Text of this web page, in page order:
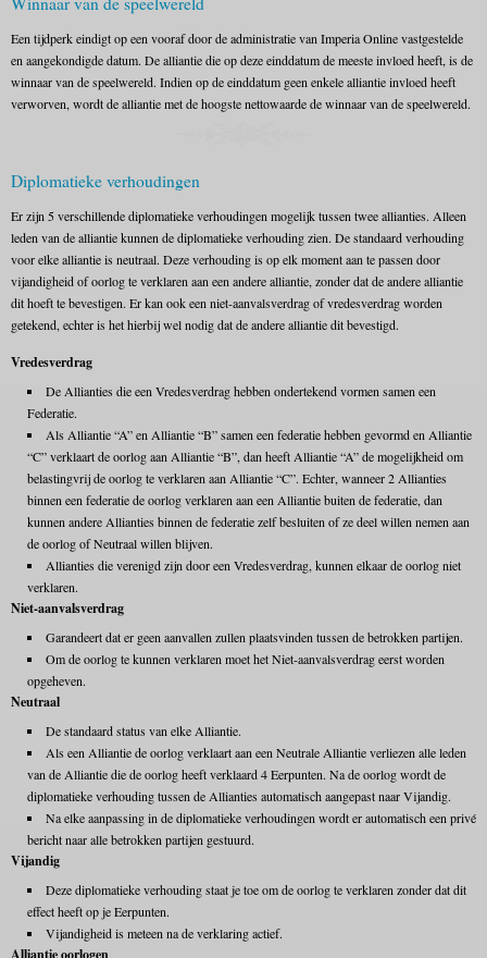
Een tijdperk eindigt op een vooraf door de administratie van Imperia Online vastgestelde
en aangekondigde datum. De alliantie die op deze einddatum de meeste invloed heeft, is de
winnaar van de speelwereld. Indien op de einddatum geen enkele alliantie invloed heeft
verworven, wordt de alliantie met de hoogste nettowaarde de winnaar van de speelwereld.
Diplomatieke verhoudingen
Er zijn 5 verschillende diplomatieke verhoudingen mogelijk tussen twee allianties. Alleen
leden van de alliantie kunnen de diplomatieke verhouding zien. De standaard verhouding
voor elke alliantie is neutraal. Deze verhouding is op elk moment aan te passen door
vijandigheid of oorlog te verklaren aan een andere alliantie, zonder dat de andere alliantie
dit hoeft te bevestigen. Er kan ook een niet-aanvalsverdrag of vredesverdrag worden
getekend, echter is het hierbij wel nodig dat de andere alliantie dit bevestigd.
Vredesverdrag
De Allianties die een Vredesverdrag hebben ondertekend vormen samen een
Federatie.
Als Alliantie “A” en Alliantie “B” samen een federatie hebben gevormd en Alliantie
“C” verklaart de oorlog aan Alliantie “B”, dan heeft Alliantie “A” de mogelijkheid om
belastingvrij de oorlog te verklaren aan Alliantie “C”. Echter, wanneer 2 Allianties
binnen een federatie de oorlog verklaren aan een Alliantie buiten de federatie, dan
kunnen andere Allianties binnen de federatie zelf besluiten of ze deel willen nemen aan
de oorlog of Neutraal willen blijven.
Allianties die verenigd zijn door een Vredesverdrag, kunnen elkaar de oorlog niet
verklaren.
Niet-aanvalsverdrag
Garandeert dat er geen aanvallen zullen plaatsvinden tussen de betrokken partijen.
Om de oorlog te kunnen verklaren moet het Niet-aanvalsverdrag eerst worden
opgeheven.
Neutraal
De standaard status van elke Alliantie.
Als een Alliantie de oorlog verklaart aan een Neutrale Alliantie verliezen alle leden
van de Alliantie die de oorlog heeft verklaard 4 Eerpunten. Na de oorlog wordt de
diplomatieke verhouding tussen de Allianties automatisch aangepast naar Vijandig.
Na elke aanpassing in de diplomatieke verhoudingen wordt er automatisch een privé
bericht naar alle betrokken partijen gestuurd.
Vijandig
Deze diplomatieke verhouding staat je toe om de oorlog te verklaren zonder dat dit
effect heeft op je Eerpunten.
Vijandigheid is meteen na de verklaring actief.
Alliantie oorlogen